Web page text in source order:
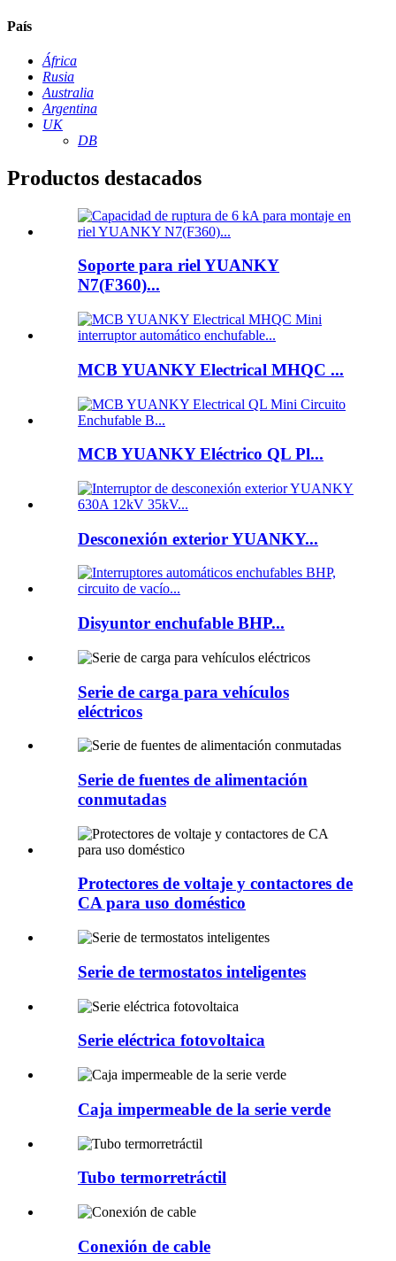
País
África
Rusia
Australia
Argentina
UK
DB
Productos destacados
Soporte para riel YUANKY
N7(F360)...
MCB YUANKY Electrical MHQC ...
MCB YUANKY Eléctrico QL Pl...
Desconexión exterior YUANKY...
Disyuntor enchufable BHP...
Serie de carga para vehículos
eléctricos
Serie de fuentes de alimentación
conmutadas
Protectores de voltaje y contactores de
CA para uso doméstico
Serie de termostatos inteligentes
Serie eléctrica fotovoltaica
Caja impermeable de la serie verde
Tubo termorretráctil
Conexión de cable